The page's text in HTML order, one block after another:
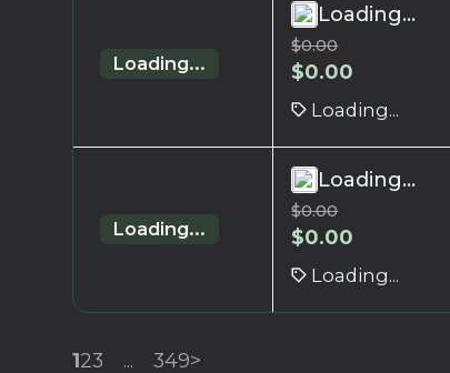
Loading...
Loading...
$0.00
$0.00
Loading...
Loading...
Loading...
$0.00
$0.00
Loading...
123 ... 349>